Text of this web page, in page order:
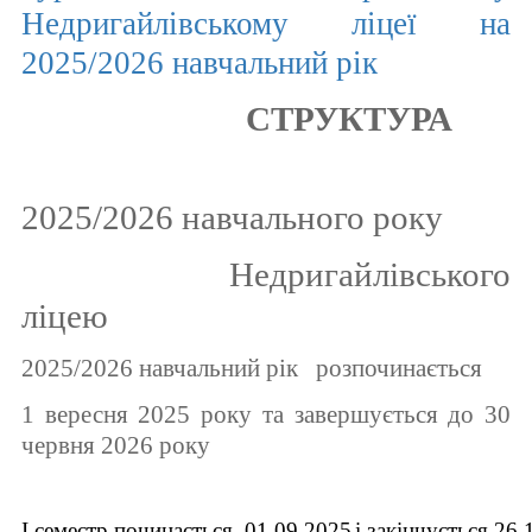
Недригайлівському ліцеї на
2025/2026 навчальний рік
СТРУКТУРА
2025/2026 навчального року
Недригайлівського
ліцею
2025/2026 навчальний рік розпочинається
1 вересня 2025 року та завершується до 30
червня 2026 року